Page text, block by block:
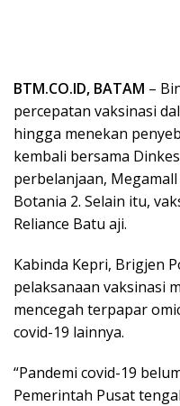
BTM.CO.ID, BATAM –
percepatan vaksinasi
hingga menekan
kembali bersama
perbelanjaan,
Botania 2. Selain itu,
Reliance Batu aji.
Kabinda Kepri, Brigjen
pelaksanaan vaksinasi
mencegah terpapar
covid-19 lainnya.
“Pandemi covid-19
Pemerintah Pusat